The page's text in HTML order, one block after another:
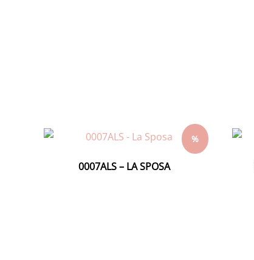
%
0007ALS – LA SPOSA